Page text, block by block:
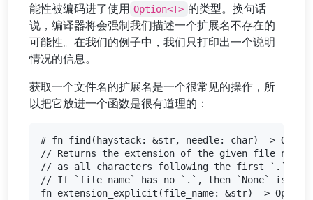
能性被编码进了使用 Option<T> 的类型。换句话
说，编译器将会强制我们描述一个扩展名不存在的
可能性。在我们的例子中，我们只打印出一个说明
情况的信息。
获取一个文件名的扩展名是一个很常见的操作，所
以把它放进一个函数是很有道理的：
# fn find(haystack: &str, needle: char) ->
// Returns the extension of the given file name,
// as all characters following the first `.`.
// If `file_name` has no `.`, then `None` is
fn extension_explicit(file_name: &str) ->